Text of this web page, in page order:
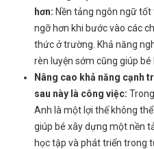
hơn: Nền tảng ngôn ngữ
ngỡ hơn khi bước vào các
thức ở trường. Khả năng
rèn luyện sớm cũng giúp
Nâng cao khả năng cạnh
sau này là công việc:
Anh là một lợi thế không
giúp bé xây dựng một nền
học tập và phát triển trong